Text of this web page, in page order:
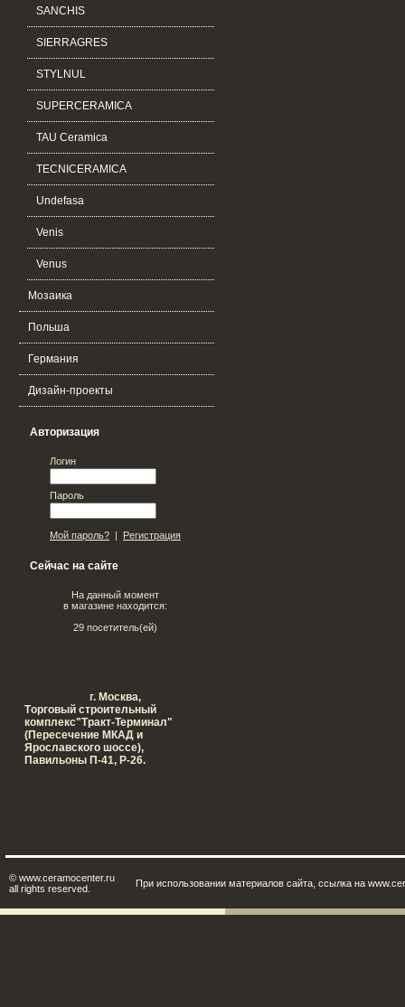
SANCHIS
SIERRAGRES
STYLNUL
SUPERCERAMICA
TAU Ceramica
TECNICERAMICA
Undefasa
Venis
Venus
Мозаика
Польша
Германия
Дизайн-проекты
Авторизация
Логин
Пароль
Мой пароль? | Регистрация
Сейчас на сайте
На данный момент
в магазине находится:
29 посетитель(ей)
г. Москва,
Tорговый строительный
комплекс"Тракт-Терминал"
(Пересечение МКАД и
Ярославского шоссе),
Павильоны П-41, Р-26.
© www.ceramocenter.ru
all rights reserved.
При использовании материалов сайта, ссылка на